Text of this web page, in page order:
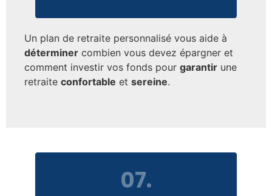
Un plan de retraite personnalisé vous aide à
déterminer combien vous devez épargner et
comment investir vos fonds pour garantir une
retraite confortable et sereine.
07.